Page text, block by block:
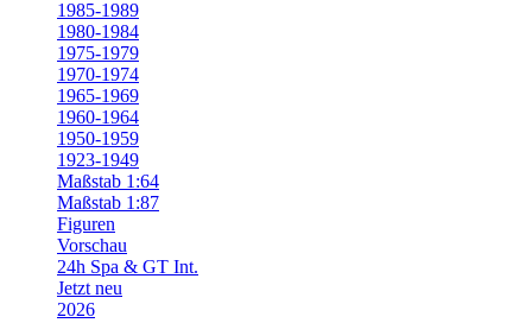
1985-1989
1980-1984
1975-1979
1970-1974
1965-1969
1960-1964
1950-1959
1923-1949
Maßstab 1:64
Maßstab 1:87
Figuren
Vorschau
24h Spa & GT Int.
Jetzt neu
2026